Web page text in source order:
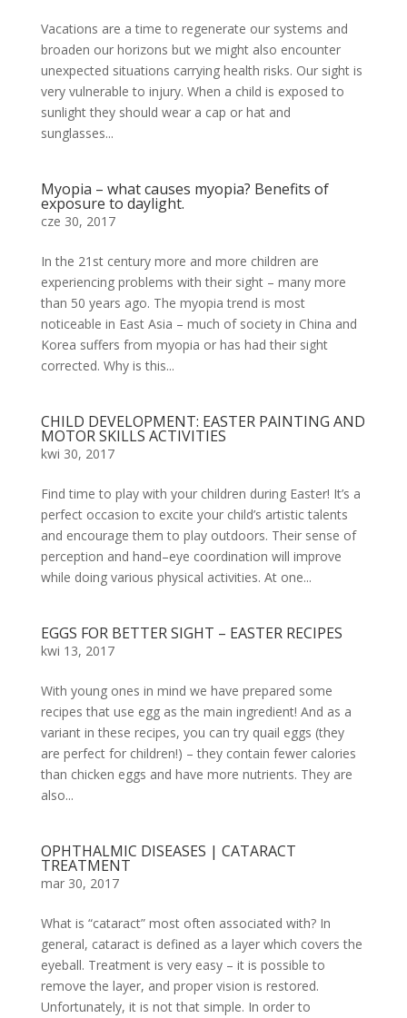
Vacations are a time to regenerate our systems and
broaden our horizons but we might also encounter
unexpected situations carrying health risks. Our sight is
very vulnerable to injury. When a child is exposed to
sunlight they should wear a cap or hat and
sunglasses...
Myopia – what causes myopia? Benefits of
exposure to daylight.
cze 30, 2017
In the 21st century more and more children are
experiencing problems with their sight – many more
than 50 years ago. The myopia trend is most
noticeable in East Asia – much of society in China and
Korea suffers from myopia or has had their sight
corrected. Why is this...
CHILD DEVELOPMENT: EASTER PAINTING AND
MOTOR SKILLS ACTIVITIES
kwi 30, 2017
Find time to play with your children during Easter! It’s a
perfect occasion to excite your child’s artistic talents
and encourage them to play outdoors. Their sense of
perception and hand–eye coordination will improve
while doing various physical activities. At one...
EGGS FOR BETTER SIGHT – EASTER RECIPES
kwi 13, 2017
With young ones in mind we have prepared some
recipes that use egg as the main ingredient! And as a
variant in these recipes, you can try quail eggs (they
are perfect for children!) – they contain fewer calories
than chicken eggs and have more nutrients. They are
also...
OPHTHALMIC DISEASES | CATARACT
TREATMENT
mar 30, 2017
What is “cataract” most often associated with? In
general, cataract is defined as a layer which covers the
eyeball. Treatment is very easy – it is possible to
remove the layer, and proper vision is restored.
Unfortunately, it is not that simple. In order to